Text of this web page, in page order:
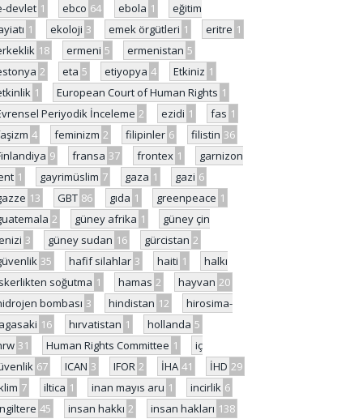
devlet 1 ebco 64 ebola 1
eğitim
1 ekoloji 3 emek örgütleri 1 eritre 1
18 ermeni 5 ermenistan 5
2 eta 5 etiyopya 4 Etkiniz 1
1 European Court of Human Rights 1
Periyodik İnceleme 2 ezidi 1 fas 1
4 feminizm 2 filipinler 6 filistin 36
9 fransa 37 frontex 1
garnizon
1 gayrimüslim 7 gaza 1 gazi 6
13 GBT 86 gıda 1 greenpeace 1
2 güney afrika 1
güney çin
3 güney sudan 16 gürcistan 2
35 hafif silahlar 3 haiti 1
halkı
soğutma 1 hamas 2 hayvan 20
bombası 3 hindistan 12
hirosima-
16 hırvatistan 1 hollanda 5
31 Human Rights Committee 1
iç
67 ICAN 3 IFOR 2 İHA 41 İHD 29
7 iltica 1 inan mayıs aru 1 incirlik 6
45 insan hakkı 2 insan hakları 138